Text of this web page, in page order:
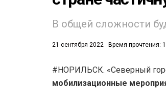
В общей сложности
21 сентября 2022 Время прочтения:
#НОРИЛЬСК. «Северный
мобилизационные